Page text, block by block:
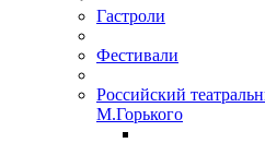
Гастроли
Фестивали
Российский
М.Горького